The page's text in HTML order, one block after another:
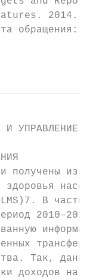
2014. P.
обращения:
УПРАВЛЕНИЕ
получены из
здоровья
В
2010–2016
Так,
доходов на